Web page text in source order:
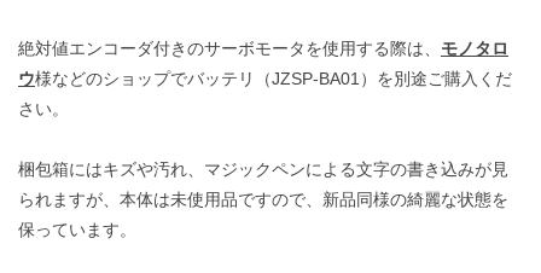
絶対値エンコーダ付きのサーボモータを使用する際は、 モノタロ
ウ様などのショップでバッテリ（JZSP-BA01）を別途ご購入くだ
さい。
梱包箱にはキズや汚れ、マジックペンによる文字の書き込みが見
られますが、本体は未使用品ですので、新品同様の綺麗な状態を
保っています。